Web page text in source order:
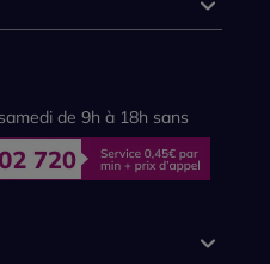
de 9h à 18h sans